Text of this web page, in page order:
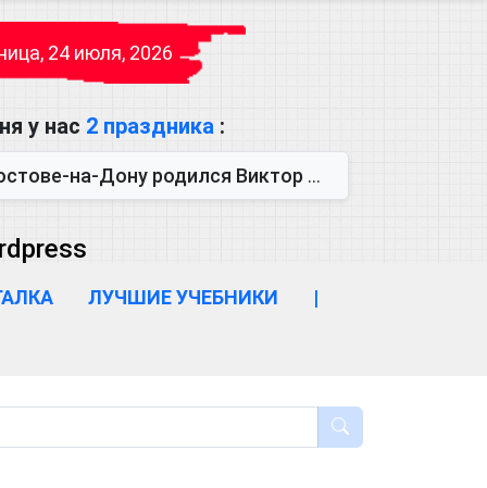
24 июля, 2026
у нас 2 праздника :
Виктор Михайлович Глушков. Под руководством Виктора Михайло...
ЛУЧШИЕ УЧЕБНИКИ |